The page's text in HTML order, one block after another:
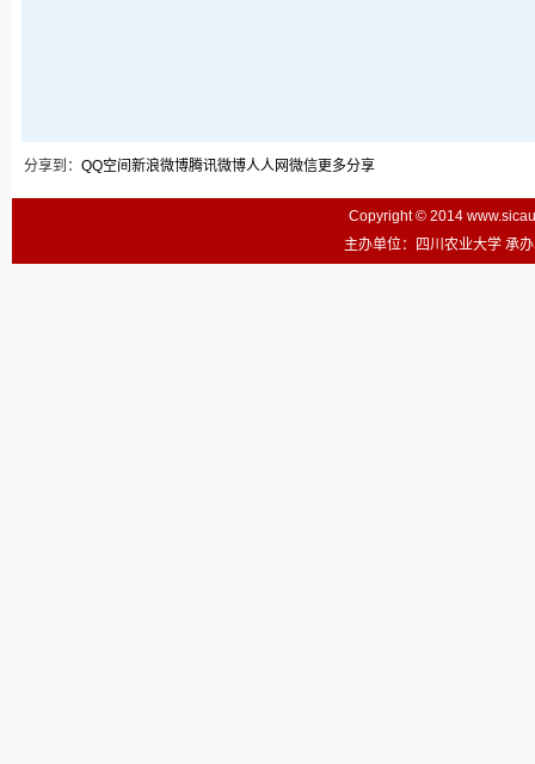
分享到： QQ空间 新浪微博腾讯微博人人网微信更多分享
Copyright © 2014
主办单位：四川农业大学 承